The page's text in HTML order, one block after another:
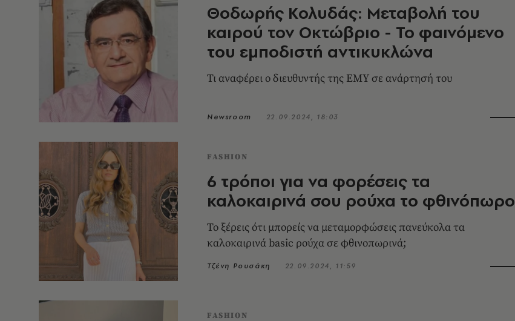
Θοδωρής Κολυδάς: Μεταβολή του
καιρού τον Οκτώβριο - Το φαινόμενο
του εμποδιστή αντικυκλώνα
Τι αναφέρει ο διευθυντής της ΕΜΥ σε ανάρτησή του
Newsroom 22.09.2024, 18:03
FASHION
6 τρόποι για να φορέσεις τα
καλοκαιρινά σου ρούχα το φθινόπωρο
Το ξέρεις ότι μπορείς να μεταμορφώσεις πανεύκολα τα
καλοκαιρινά basic ρούχα σε φθινοπωρινά;
Τζένη Ρουσάκη 22.09.2024, 11:59
FASHION